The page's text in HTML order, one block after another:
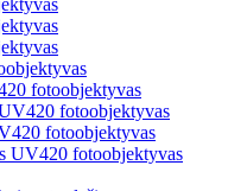
fotoobjektyvas
fotoobjektyvas
fotoobjektyvas
UV420 fotoobjektyvas